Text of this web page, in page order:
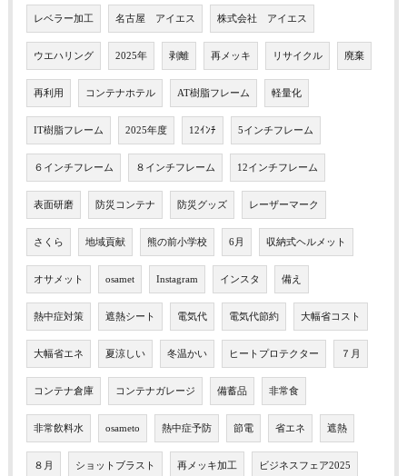
レベラー加工 名古屋 アイエス 株式会社 アイエス
ウエハリング 2025年 剥離 再メッキ リサイクル 廃棄
再利用 コンテナホテル AT樹脂フレーム 軽量化
IT樹脂フレーム 2025年度 12ｲﾝﾁ 5インチフレーム
６インチフレーム ８インチフレーム 12インチフレーム
表面研磨 防災コンテナ 防災グッズ レーザーマーク
さくら 地域貢献 熊の前小学校 6月 収納式ヘルメット
オサメット osamet Instagram インスタ 備え
熱中症対策 遮熱シート 電気代 電気代節約 大幅省コスト
大幅省エネ 夏涼しい 冬温かい ヒートプロテクター ７月
コンテナ倉庫 コンテナガレージ 備蓄品 非常食
非常飲料水 osameto 熱中症予防 節電 省エネ 遮熱
８月 ショットブラスト 再メッキ加工 ビジネスフェア2025